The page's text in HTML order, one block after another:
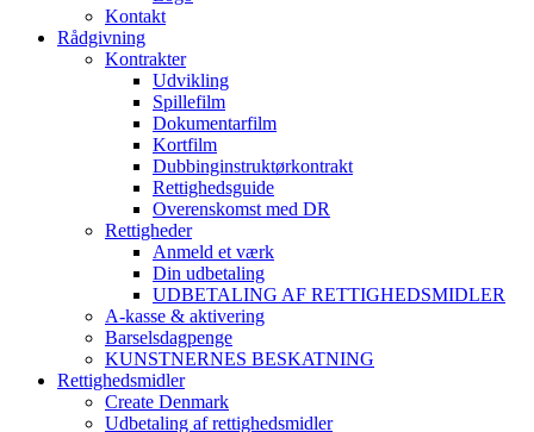
Kontakt
Rådgivning
Kontrakter
Udvikling
Spillefilm
Dokumentarfilm
Kortfilm
Dubbinginstruktørkontrakt
Rettighedsguide
Overenskomst med DR
Rettigheder
Anmeld et værk
Din udbetaling
UDBETALING AF RETTIGHEDSMIDLER
A-kasse & aktivering
Barselsdagpenge
KUNSTNERNES BESKATNING
Rettighedsmidler
Create Denmark
Udbetaling af rettighedsmidler